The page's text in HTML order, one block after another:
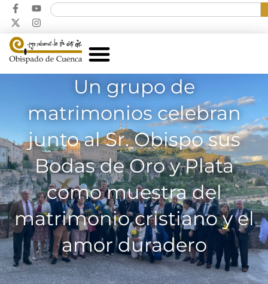
Un grupo de
matrimonios celebran
junto al Sr. Obispo sus
Bodas de Oro y Plata
como muestra del
matrimonio cristiano y el
amor duradero